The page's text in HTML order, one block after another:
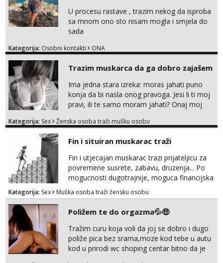
U procesu rastave , trazim nekog da isproba
sa mnom ono sto nisam mogla i smjela do
sada
Kategorija: Osobni kontakti ONA
Trazim muskarca da ga dobro zajašem
Ima jedna stara izreka: moras jahati puno
konja da bi nasla onog pravoga. Jesi li ti moj
pravi, ili te samo moram jahati? Onaj moj
na sexdater link i javi mi se tamo....
Kategorija: Sex Ženska osoba traži mušku osobu
Fin i situiran muskarac traži
Fin i utjecajan muskarac trazi prijateljicu za
povremene susrete, zabavu, druzenja... Po
mogucnosti dugotrajnije, moguca financijska
potpora!
Kategorija: Sex Muška osoba traži žensku osobu
Poližem te do orgazma💦🤑
Tražim curu koja voli da joj se dobro i dugo
poliže pica bez srama,moze kod tebe u autu
kod u prirodi wc shoping centar bitno da je